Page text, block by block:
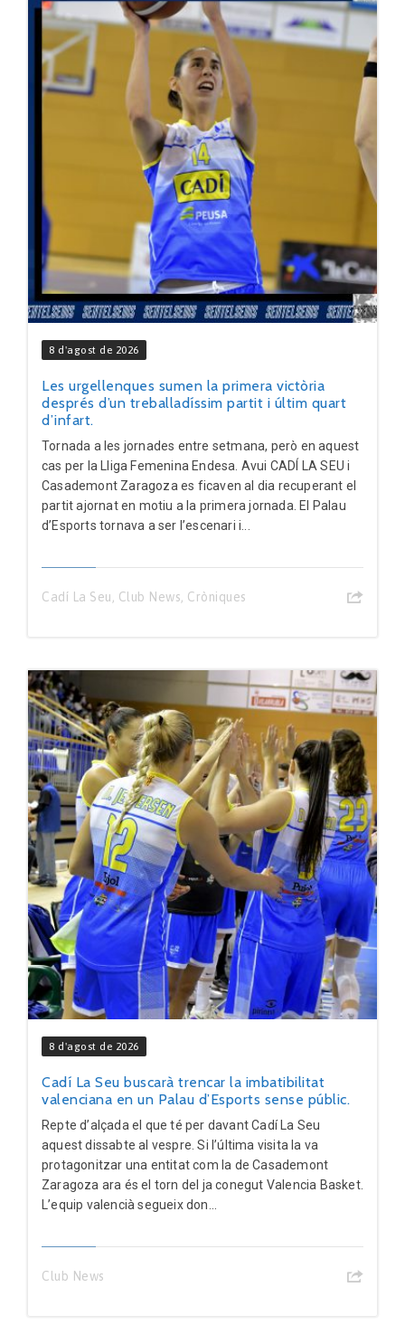
8 d'agost de 2026
Les urgellenques sumen la primera victòria
després d’un treballadíssim partit i últim quart
d’infart.
Tornada a les jornades entre setmana, però en aquest
cas per la Lliga Femenina Endesa. Avui CADÍ LA SEU i
Casademont Zaragoza es ficaven al dia recuperant el
partit ajornat en motiu a la primera jornada. El Palau
d’Esports tornava a ser l’escenari i...
Cadí La Seu, Club News, Cròniques
8 d'agost de 2026
Cadí La Seu buscarà trencar la imbatibilitat
valenciana en un Palau d’Esports sense públic.
Repte d’alçada el que té per davant Cadí La Seu
aquest dissabte al vespre. Si l’última visita la va
protagonitzar una entitat com la de Casademont
Zaragoza ara és el torn del ja conegut Valencia Basket.
L’equip valencià segueix don...
Club News